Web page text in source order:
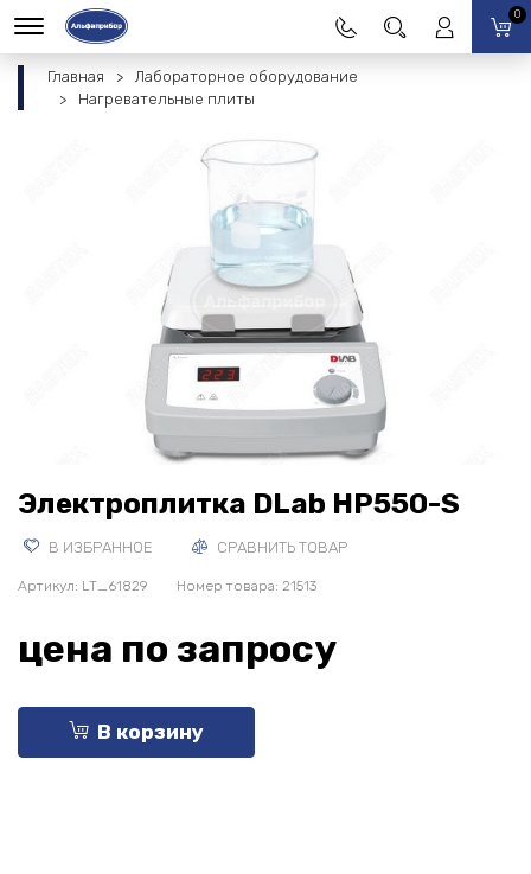
0
Главная
Лабораторное оборудование
Нагревательные плиты
Электроплитка DLab HP550-S
В ИЗБРАННОЕ СРАВНИТЬ ТОВАР
Артикул: LT_61829 Номер товара: 21513
цена по запросу
В корзину